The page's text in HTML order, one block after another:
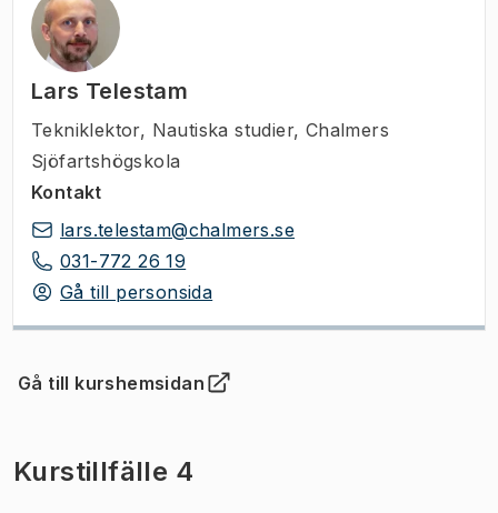
Lars Telestam
Tekniklektor, Nautiska studier, Chalmers
Sjöfartshögskola
Kontakt
lars.telestam@chalmers.se
031-772 26 19
Gå till personsida
Gå till kurshemsidan
(Öppnas i ny flik)
Kurstillfälle 4